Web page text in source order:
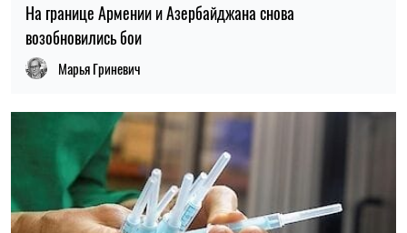
На границе Армении и Азербайджана снова
возобновились бои
Марья Гриневич